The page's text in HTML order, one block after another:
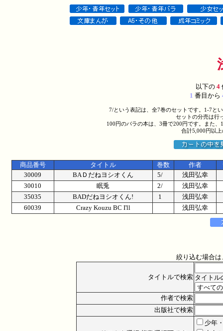
以下の4
1 番目から
7/という表記は、全7巻のセットです。1-7と
セットの分売は行
100円のバラの本は、3冊で200円です。また
合計5,000円以
商品番号 タイトル 巻数 作者
30009
BAＤだねヨシオくん 5/
浅田弘幸
30010
眠兎 2/
浅田弘幸
35035
BADだねヨシオくん! 1
浅田弘幸
60039
Crazy Kouzu BC I'll 浅田弘幸
絞り込む場合
タイトルで検索 タイトル
作者で検索
出版社で検索
少年